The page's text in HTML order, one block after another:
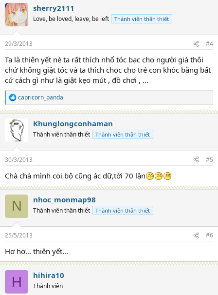
c
t
i
s
sherry2111
Love, be loved, leave, be left Thành viên thân thiết
29/3/2013 #4
Ta là thiên yết nè ta rất thích nhổ tóc bạc cho người già thôi
chứ không giật tóc và ta thích chọc cho trẻ con khóc bằng bất
cứ cách gì như là giật kẹo mút , đồ chơi , ...
R
e
c
s
capricorn_panda
Khunglongconhaman
Thành viên thân thiết Thành viên thân thiết
30/3/2013 #5
Chà chà mình coi bộ cũng ác dữ,tới 70 lận
N nhoc_monmap98
Thành viên thân thiết Thành viên thân thiết
25/5/2013 #6
Hơ hơ... thiên yết...
H hihira10
Thành viên